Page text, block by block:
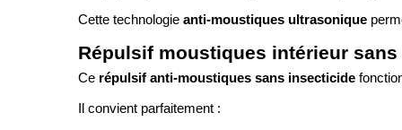
Cette technologie anti-moustiques ultrasonique
Répulsif moustiques intérieur
Ce répulsif anti-moustiques sans insecticide
Il convient parfaitement :